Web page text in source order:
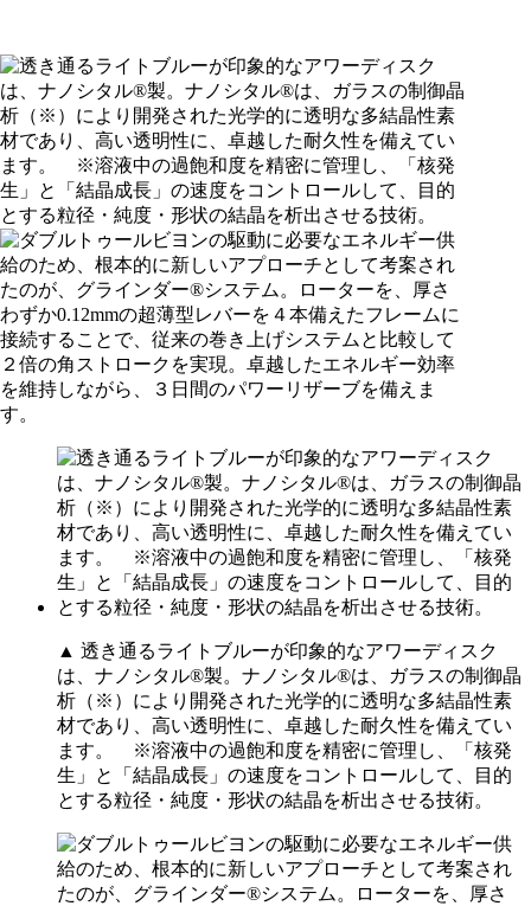
▲ 透き通るライトブルーが印象的なアワーディスク
は、ナノシタル®製。ナノシタル®は、ガラスの制御晶
析（※）により開発された光学的に透明な多結晶性素
材であり、高い透明性に、卓越した耐久性を備えてい
ます。 ※溶液中の過飽和度を精密に管理し、「核発
生」と「結晶成長」の速度をコントロールして、目的
とする粒径・純度・形状の結晶を析出させる技術。